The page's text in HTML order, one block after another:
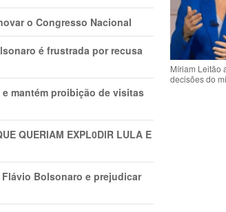
o Congresso Nacional
é frustrada por recusa
mantém proibição de visitas
QUERIAM EXPL0DlR LULA E
Bolsonaro e prejudicar
Míriam Leitão
decisões do